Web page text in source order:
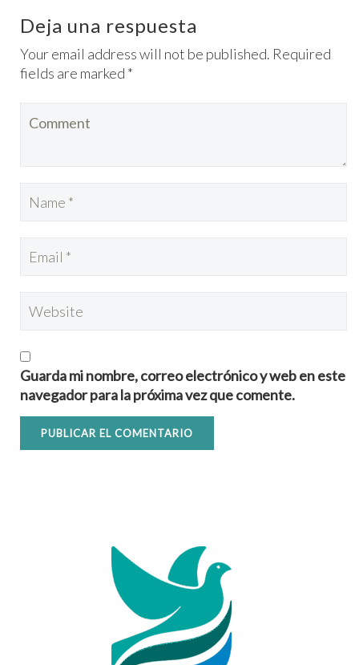
Deja una respuesta
Your email address will not be published. Required
fields are marked *
Guarda mi nombre, correo electrónico y web en este
navegador para la próxima vez que comente.